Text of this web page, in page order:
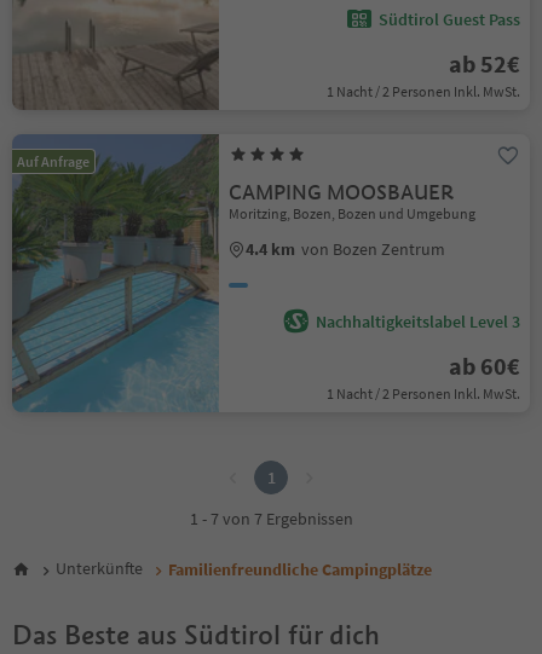
Südtirol Guest Pass
ab 52€
1 Nacht / 2 Personen Inkl. MwSt.
Auf Anfrage
CAMPING MOOSBAUER
Moritzing, Bozen, Bozen und Umgebung
4.4 km von Bozen Zentrum
Nachhaltigkeitslabel Level 3
ab 60€
1 Nacht / 2 Personen Inkl. MwSt.
1
1 - 7 von 7 Ergebnissen
Unterkünfte Familienfreundliche Campingplätze
Das Beste aus Südtirol für dich